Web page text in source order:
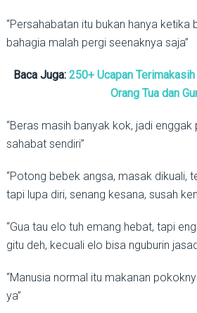
“Persahabatan itu bukan hanya ketika
bahagia malah pergi seenaknya saja”
Baca Juga:250+ Ucapan
Orang Tua dan
“Beras masih banyak kok, jadi enggak
sahabat sendiri”
“Potong bebek angsa, masak dikuali,
tapi lupa diri, senang kesana, susah
“Gua tau elo tuh emang hebat, tapi
gitu deh, kecuali elo bisa nguburin
“Manusia normal itu makanan
ya”